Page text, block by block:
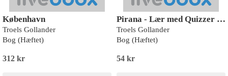
København
Troels Gollander
Bog (Hæftet)
312 kr
Pirana - Lær med Quizzer Bornholm
Troels Gollander
Bog (Hæftet)
54 kr